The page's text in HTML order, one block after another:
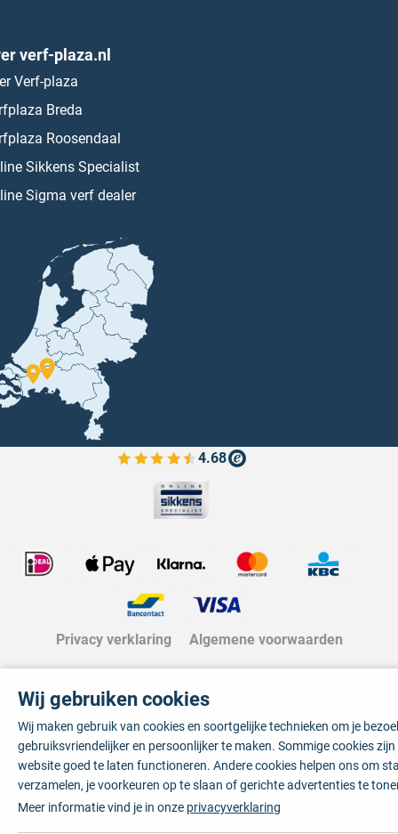
verf-plaza.nl
Verf-plaza
Breda
Roosendaal
Sikkens Specialist
Sigma verf dealer
4.68
Bekijk de verfplaza beoordelingen
Privacy verklaring Algemene voorwaarden
Wij gebruiken cookies
Wij maken gebruik van cookies en soortgelijke technieken om je
gebruiksvriendelijker en persoonlijker te maken. Sommige cookies
website goed te laten functioneren. Andere cookies helpen ons om
verzamelen, je voorkeuren op te slaan of gerichte advertenties te
Meer informatie vind je in onze privacyverklaring